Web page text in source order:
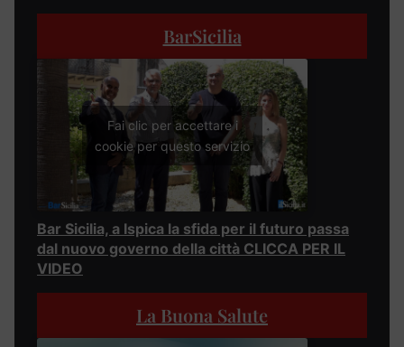
BarSicilia
Fai clic per accettare i
cookie per questo servizio
Bar Sicilia, a Ispica la sfida per il futuro passa
dal nuovo governo della città CLICCA PER IL
VIDEO
La Buona Salute